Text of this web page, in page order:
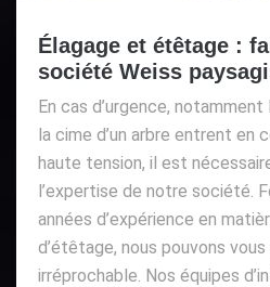
Élagage et étêtage :
société Weiss
En cas d’urgence,
la cime d’un arbre entrent en
haute tension, il est
l’expertise de notre société.
années d’expérience en
d’étêtage, nous pouvons
irréprochable. Nos équipes